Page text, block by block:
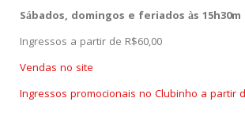
Sábados, domingos e feriados às 15h30m
Ingressos a partir de R$60,00
Vendas no site
Ingressos promocionais no Clubinho a partir